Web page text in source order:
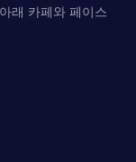
래 카페와 페이스